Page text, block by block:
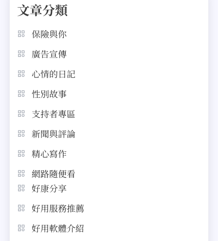
文章分類
保險與你
廣告宣傳
心情的日記
性別故事
支持者專區
新聞與評論
精心寫作
網路隨便看
好康分享
好用服務推薦
好用軟體介紹